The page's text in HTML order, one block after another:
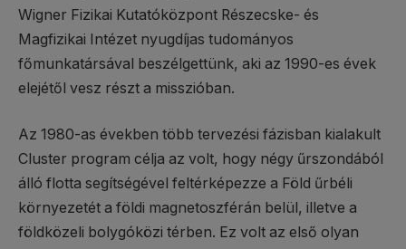
Wigner Fizikai Kutatóközpont Részecske- és
Magfizikai Intézet nyugdíjas tudományos
főmunkatársával beszélgettünk, aki az 1990-es évek
elejétől vesz részt a misszióban.
Az 1980-as években több tervezési fázisban kialakult
Cluster program célja az volt, hogy négy űrszondából
álló flotta segítségével feltérképezze a Föld űrbéli
környezetét a földi magnetoszférán belül, illetve a
földközeli bolygóközi térben. Ez volt az első olyan